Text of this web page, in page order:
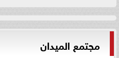
مجتمع الميدان